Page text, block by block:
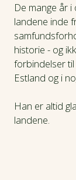
De mange år
landene inde
historie - og
forbindelser
Estland og i
Han er altid
landene.